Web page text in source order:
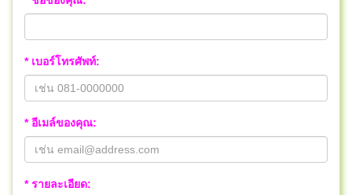
* เบอร์โทรศัพท์:
* อีเมล์ของคุณ:
* รายละเอียด: